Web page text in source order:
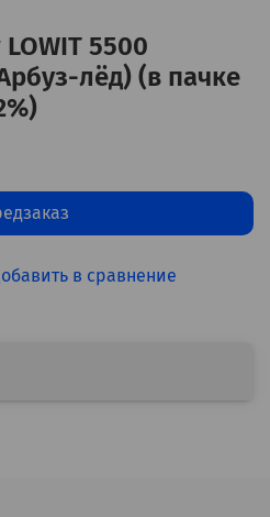
5500
лёд) (в пачке
в сравнение